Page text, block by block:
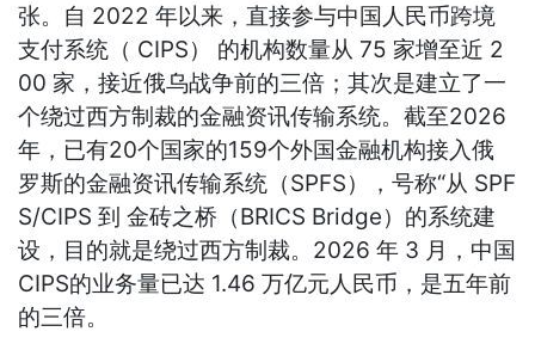
张。自 2022 年以来，直接参与中国人民币跨境
支付系统（ CIPS） 的机构数量从 75 家增至近 2
00 家，接近俄乌战争前的三倍；其次是建立了一
个绕过西方制裁的金融资讯传输系统。截至2026
年，已有20个国家的159个外国金融机构接入俄
罗斯的金融资讯传输系统（SPFS），号称“从 SPF
S/CIPS 到 金砖之桥（BRICS Bridge）的系统建
设，目的就是绕过西方制裁。2026 年 3 月，中国
CIPS的业务量已达 1.46 万亿元人民币，是五年前
的三倍。